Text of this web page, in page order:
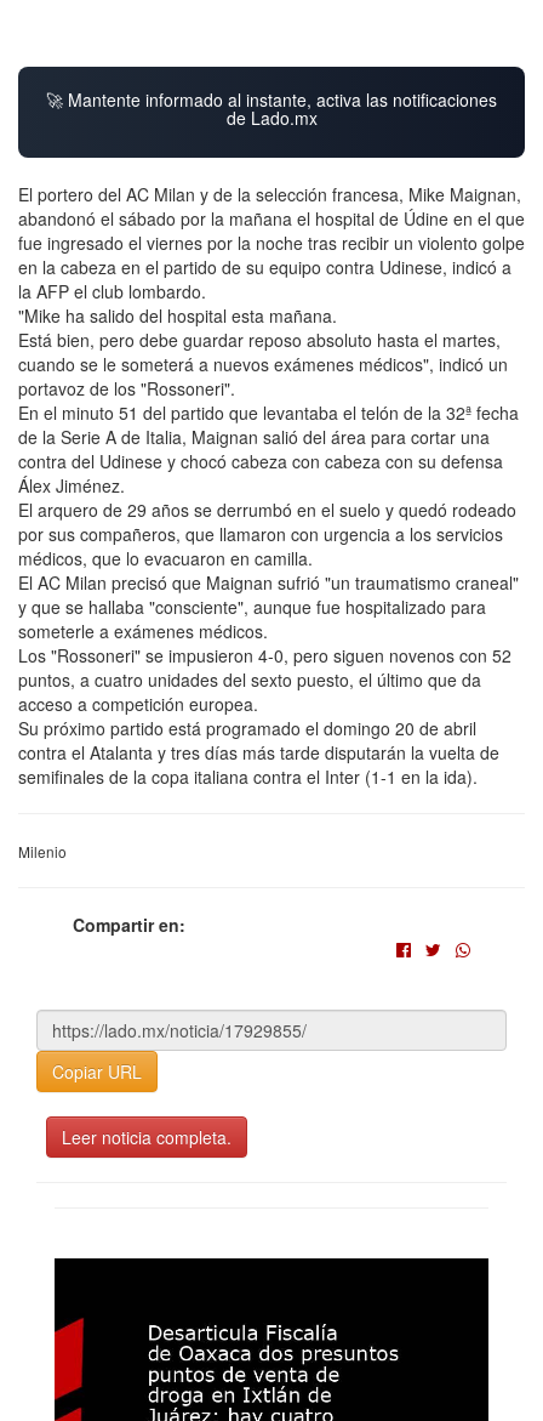
🚀 Mantente informado al instante, activa las notificaciones
de Lado.mx
El portero del AC Milan y de la selección francesa, Mike Maignan,
abandonó el sábado por la mañana el hospital de Údine en el que
fue ingresado el viernes por la noche tras recibir un violento golpe
en la cabeza en el partido de su equipo contra Udinese, indicó a
la AFP el club lombardo.
"Mike ha salido del hospital esta mañana.
Está bien, pero debe guardar reposo absoluto hasta el martes,
cuando se le someterá a nuevos exámenes médicos", indicó un
portavoz de los "Rossoneri".
En el minuto 51 del partido que levantaba el telón de la 32ª fecha
de la Serie A de Italia, Maignan salió del área para cortar una
contra del Udinese y chocó cabeza con cabeza con su defensa
Álex Jiménez.
El arquero de 29 años se derrumbó en el suelo y quedó rodeado
por sus compañeros, que llamaron con urgencia a los servicios
médicos, que lo evacuaron en camilla.
El AC Milan precisó que Maignan sufrió "un traumatismo craneal"
y que se hallaba "consciente", aunque fue hospitalizado para
someterle a exámenes médicos.
Los "Rossoneri" se impusieron 4-0, pero siguen novenos con 52
puntos, a cuatro unidades del sexto puesto, el último que da
acceso a competición europea.
Su próximo partido está programado el domingo 20 de abril
contra el Atalanta y tres días más tarde disputarán la vuelta de
semifinales de la copa italiana contra el Inter (1-1 en la ida).
Milenio
Compartir en:
Copiar URL
Leer noticia completa.